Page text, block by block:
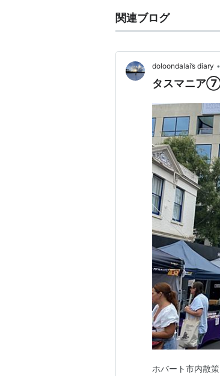
関連ブログ
doloondalai’s diary •
タスマニア
ホバート市内散